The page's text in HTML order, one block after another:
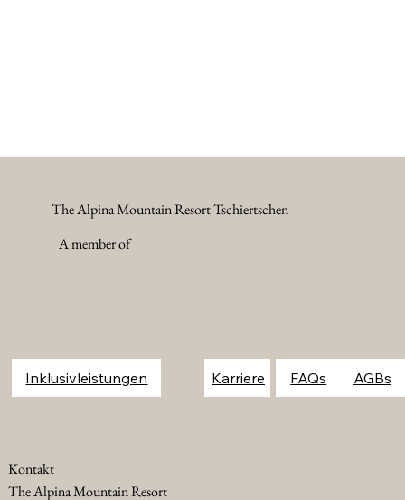
The Alpina Mountain Resort Tschiertschen
A member of
Inklusivleistungen Karriere FAQs
Kontakt
The Alpina Mountain Resort